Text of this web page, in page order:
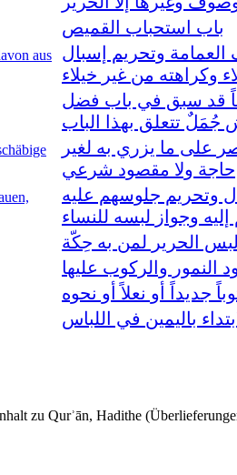
باب استحباب القميص
aus
وتحريم إسبال
من غير خيلاء
قد سبق في باب فضل
جُمَلٌ تتعلق بهذا الباب
على ما يزري به لغير
حاجة ولا مقصود شرعي
وتحريم جلوسهم عليه
إليه وجواز لبسه للنساء
الحرير لمن به حِكّة
النمور والركوب عليها
جديداً أو نعلاً أو نحوه
باليمين في اللباس
zu Qurʾān, Hadithe